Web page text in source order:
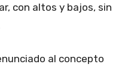
con altos y bajos, sin
al concepto